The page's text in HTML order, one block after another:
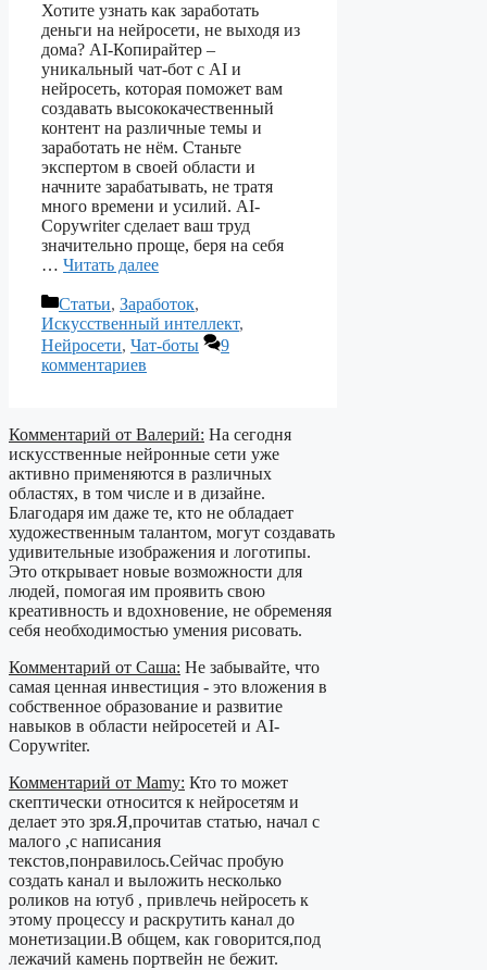
Хотите узнать как заработать
деньги на нейросети, не выходя из
дома? AI-Копирайтер –
уникальный чат-бот с AI и
нейросеть, которая поможет вам
создавать высококачественный
контент на различные темы и
заработать не нём. Станьте
экспертом в своей области и
начните зарабатывать, не тратя
много времени и усилий. AI-
Copywriter сделает ваш труд
значительно проще, беря на себя
… Читать далее
Рубрики
Статьи, Заработок,
Искусственный интеллект,
Нейросети, Чат-боты
9
комментариев
Комментарий от Валерий: На сегодня
искусственные нейронные сети уже
активно применяются в различных
областях, в том числе и в дизайне.
Благодаря им даже те, кто не обладает
художественным талантом, могут создавать
удивительные изображения и логотипы.
Это открывает новые возможности для
людей, помогая им проявить свою
креативность и вдохновение, не обременяя
себя необходимостью умения рисовать.
Комментарий от Саша: Не забывайте, что
самая ценная инвестиция - это вложения в
собственное образование и развитие
навыков в области нейросетей и AI-
Copywriter.
Комментарий от Mamy: Кто то может
скептически относится к нейросетям и
делает это зря.Я,прочитав статью, начал с
малого ,с написания
текстов,понравилось.Сейчас пробую
создать канал и выложить несколько
роликов на ютуб , привлечь нейросеть к
этому процессу и раскрутить канал до
монетизации.В общем, как говорится,под
лежачий камень портвейн не бежит.